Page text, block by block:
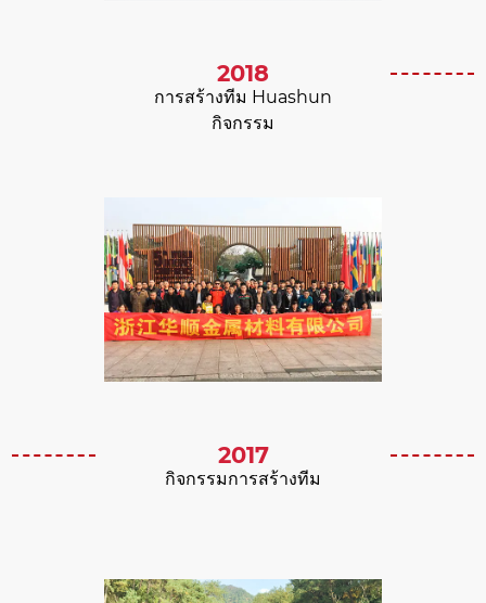
2018
การสร้างทีม Huashun
กิจกรรม
2017
กิจกรรมการสร้างทีม